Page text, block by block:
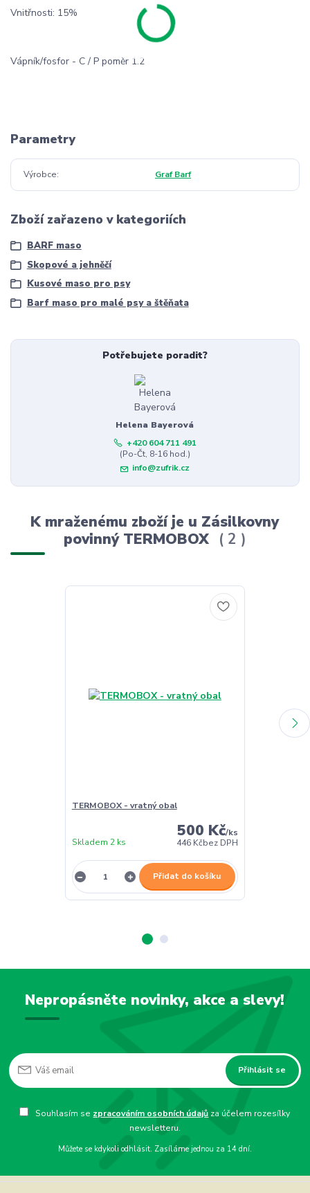
Vnitřnosti: 15%
Vápník/fosfor - C / P poměr 1.2
Parametry
Výrobce Graf Barf
Zboží zařazeno v kategoriích
BARF maso
Skopové a jehněčí
Kusové maso pro psy
Barf maso pro malé psy a štěňata
Potřebujete poradit?
Helena Bayerová
+420 604 711 491
(Po-Čt, 8-16 hod.)
info@zufrik.cz
K mraženému zboží je u Zásilkovny
povinný TERMOBOX
2
TERMOBOX - vratný obal
500 Kč/ks
446 Kčbez DPH
Skladem 2 ks
Přidat do košíku
Nepropásněte novinky, akce a slevy!
Přihlásit se
Souhlasím se zpracováním osobních údajů za účelem rozesílky
newsletteru.
Můžete se kdykoli odhlásit. Zasíláme jednou za 14 dní.